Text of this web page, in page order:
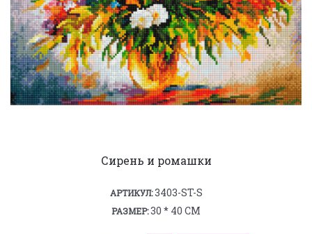
Сирень и ромашки
АРТИКУЛ:3403-ST-S
РАЗМЕР:30 * 40 СМ